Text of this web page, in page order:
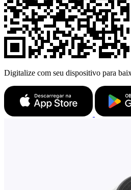
Digitalize com seu dispositivo para